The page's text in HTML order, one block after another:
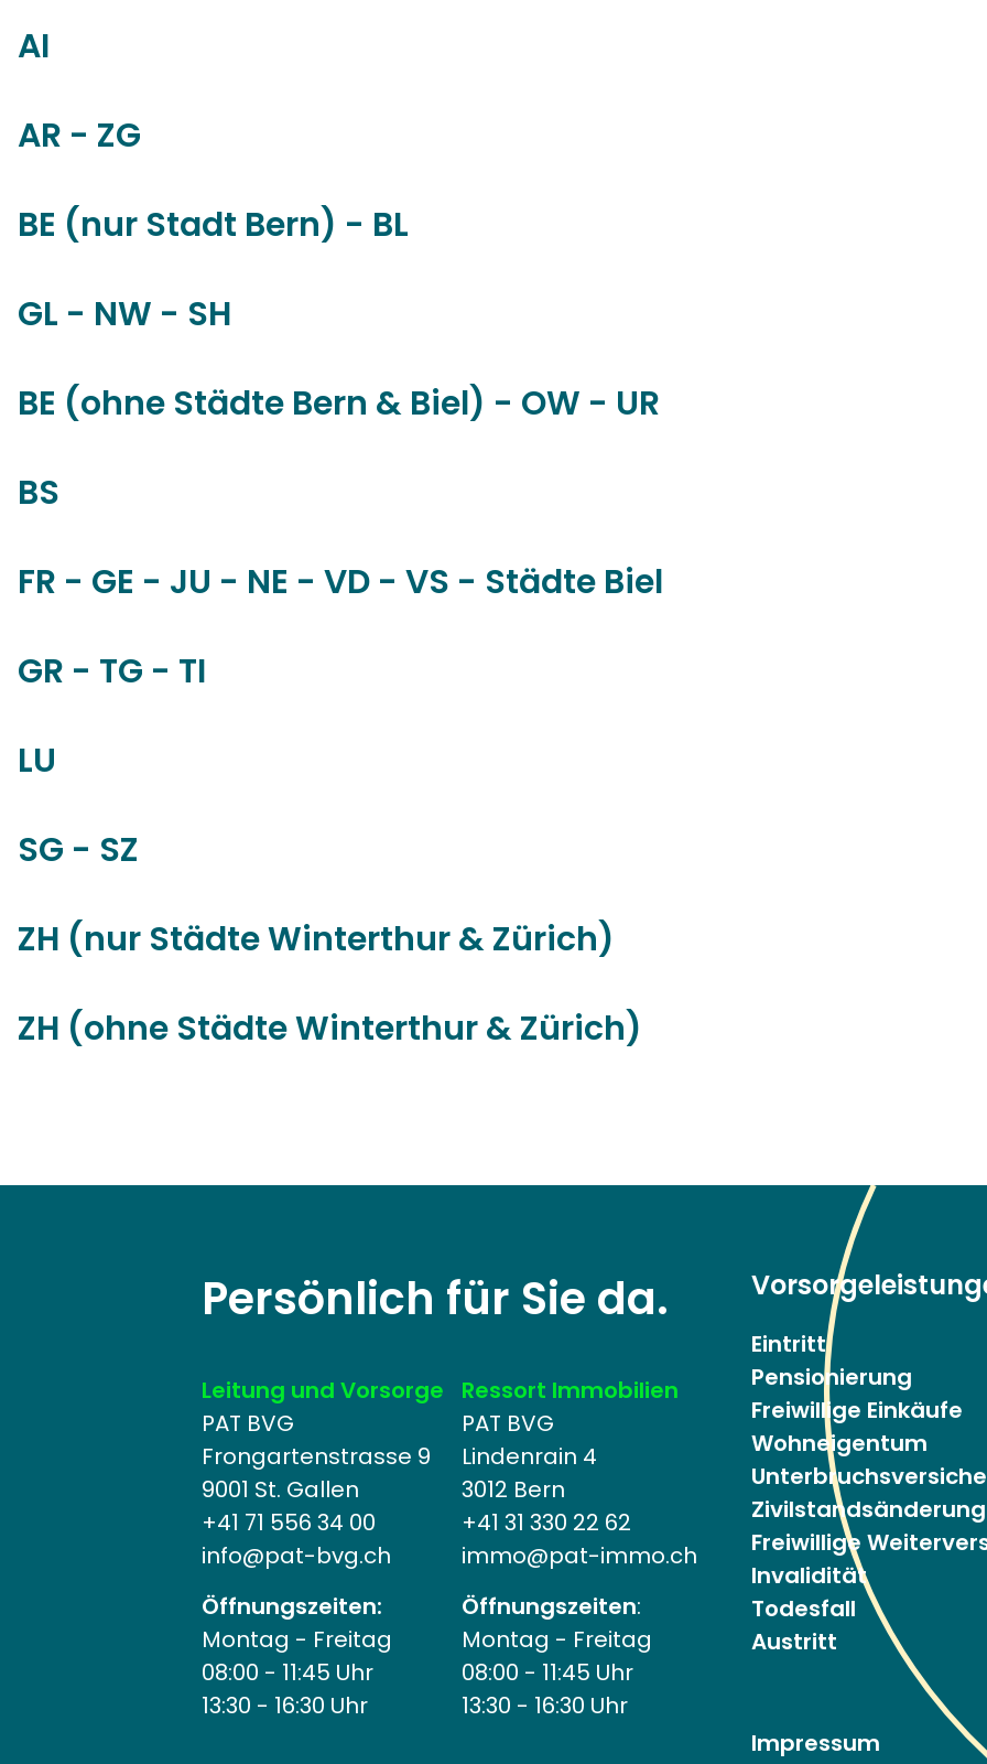
AI
AR - ZG
BE (nur Stadt Bern) - BL
GL - NW - SH
BE (ohne Städte Bern & Biel) - OW - UR
BS
FR - GE - JU - NE - VD - VS - Städte Biel
GR - TG - TI
LU
SG - SZ
ZH (nur Städte Winterthur & Zürich)
ZH (ohne Städte Winterthur & Zürich)
Persönlich für Sie da.
Leitung und Vorsorge
PAT BVG
Frongartenstrasse 9
9001 St. Gallen
+41 71 556 34 00
info@pat-bvg.ch
Öffnungszeiten:
Montag - Freitag
08:00 - 11:45 Uhr
13:30 - 16:30 Uhr
Ressort Immobilien
PAT BVG
Lindenrain 4
3012 Bern
+41 31 330 22 62
immo@pat-immo.ch
Öffnungszeiten:
Montag - Freitag
08:00 - 11:45 Uhr
13:30 - 16:30 Uhr
Eintritt
Pensionierung
Freiwillige Einkäufe
Wohneigentum
Zivilstandsänderung
Freiwillige
Invalidität
Todesfall
Austritt
Impressum